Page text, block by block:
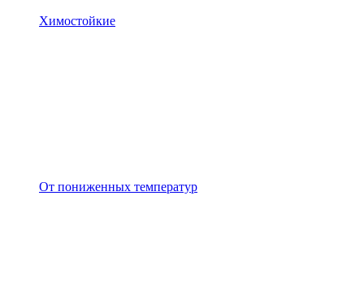
Химостойкие
От пониженных температур